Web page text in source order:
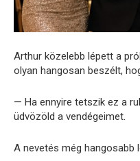
Arthur közelebb lépett a
olyan hangosan beszélt,
— Ha ennyire tetszik ez a
üdvözöld a vendégeimet.
A nevetés még hangosabb